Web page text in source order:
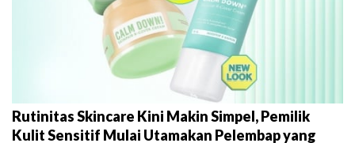
Rutinitas Skincare Kini Makin Simpel, Pemilik
Kulit Sensitif Mulai Utamakan Pelembap yang